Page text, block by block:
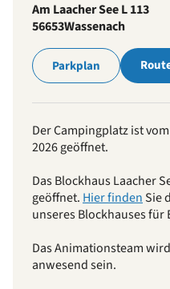
Am Laacher See L 113
56653Wassenach
Parkplan
Der Campingplatz ist
2026 geöffnet.
Das Blockhaus Laacher
geöffnet. Hier finden Sie
unseres Blockhauses für
Das Animationsteam
anwesend sein.